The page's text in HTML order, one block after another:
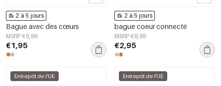
2 à 5 jours
Bague avec des cœurs
MSRP €6,99
€1,95
2 à 5 jours
bague coeur connecté
MSRP €8,99
€2,95
Entrepôt de l'UE Entrepôt de l'UE